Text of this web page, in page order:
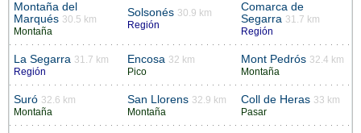
Montaña del
Marqués 30.5 km
Montaña
Solsonés 30.9 km
Región
Comarca de
Segarra 31.7 km
Región
La Segarra 31.7 km
Región
Encosa 32 km
Pico
Mont Pedrós 32.4 km
Montaña
Suró 32.6 km
Montaña
San Llorens 32.9 km
Montaña
Coll de Heras 33 km
Pasar